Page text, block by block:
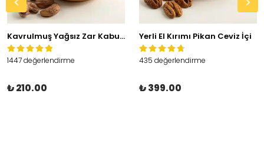
Kavrulmuş Yağsız Zar Kabuklu Kaju
1447 değerlendirme
₺ 210.00
Yerli El Kırımı Pikan Ceviz İçi
435 değerlendirme
₺ 399.00